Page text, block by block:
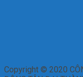
Copyright © 2020